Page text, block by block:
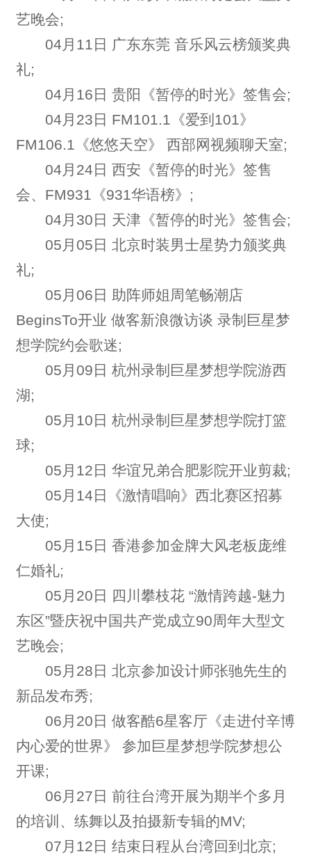
艺晚会;
04月11日 广东东莞 音乐风云榜颁奖典
礼;
04月16日 贵阳《暂停的时光》签售会;
04月23日 FM101.1《爱到101》
FM106.1《悠悠天空》 西部网视频聊天室;
04月24日 西安《暂停的时光》签售
会、FM931《931华语榜》;
04月30日 天津《暂停的时光》签售会;
05月05日 北京时装男士星势力颁奖典
礼;
05月06日 助阵师姐周笔畅潮店
BeginsTo开业 做客新浪微访谈 录制巨星梦
想学院约会歌迷;
05月09日 杭州录制巨星梦想学院游西
湖;
05月10日 杭州录制巨星梦想学院打篮
球;
05月12日 华谊兄弟合肥影院开业剪裁;
05月14日《激情唱响》西北赛区招募
大使;
05月15日 香港参加金牌大风老板庞维
仁婚礼;
05月20日 四川攀枝花 “激情跨越-魅力
东区”暨庆祝中国共产党成立90周年大型文
艺晚会;
05月28日 北京参加设计师张驰先生的
新品发布秀;
06月20日 做客酷6星客厅《走进付辛博
内心爱的世界》 参加巨星梦想学院梦想公
开课;
06月27日 前往台湾开展为期半个多月
的培训、练舞以及拍摄新专辑的MV;
07月12日 结束日程从台湾回到北京;